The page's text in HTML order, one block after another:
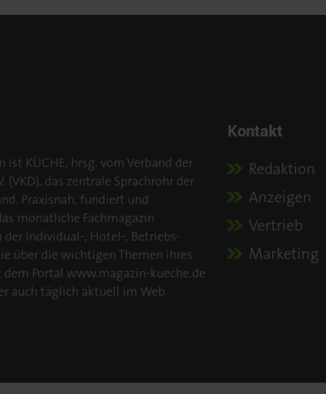
ist KÜCHE, hrsg. vom Verband der
(VKD), das zentrale Sprachrohr der
Praxisnah, fundiert und
monatliche Fachmagazin
der Individual-, Hotel-, Betriebs-
über die wichtigen Themen ihres
Portal www.magazin-kueche.de
auch täglich aktuell im Web.
Kontakt
Redaktion
Anzeigen
Vertrieb
Marketing